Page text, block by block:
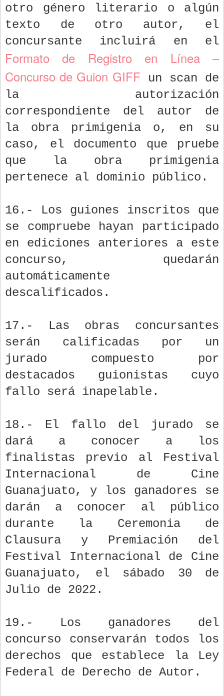
otro género literario o algún
texto de otro autor, el
concursante incluirá en el
Formato de Registro en Línea –
Concurso de Guion GIFF un scan de
la autorización
correspondiente del autor de
la obra primigenia o, en su
caso, el documento que pruebe
que la obra primigenia
pertenece al dominio público.
16.- Los guiones inscritos que
se compruebe hayan participado
en ediciones anteriores a este
concurso, quedarán
automáticamente
descalificados.
17.- Las obras concursantes
serán calificadas por un
jurado compuesto por
destacados guionistas cuyo
fallo será inapelable.
18.- El fallo del jurado se
dará a conocer a los
finalistas previo al Festival
Internacional de Cine
Guanajuato, y los ganadores se
darán a conocer al público
durante la Ceremonia de
Clausura y Premiación del
Festival Internacional de Cine
Guanajuato, el sábado 30 de
Julio de 2022.
19.- Los ganadores del
concurso conservarán todos los
derechos que establece la Ley
Federal de Derecho de Autor.